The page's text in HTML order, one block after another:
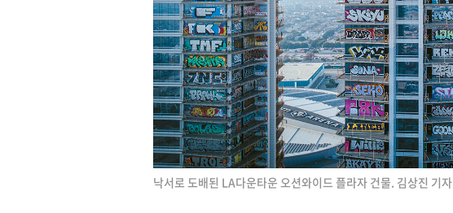
낙서로 도배된 LA다운타운 오션와이드 플라자 건물. 김상진 기자